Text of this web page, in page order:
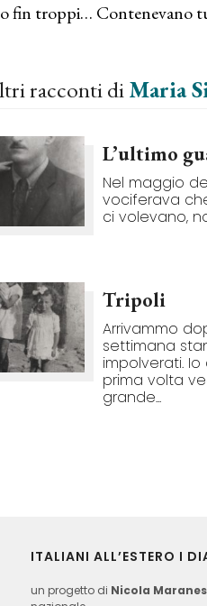
fin troppi… Contenevano
racconti diMaria
L’ultimo
Nel maggio
vociferava
ci volevano,
Tripoli
Arrivammo
settimana
impolverati.
prima volta
grande...
ITALIANI ALL’ESTERO I
un progetto di Nicola